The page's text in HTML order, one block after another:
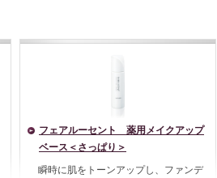
フェアルーセント 薬用メイクアップ
ベース＜さっぱり＞
瞬時に肌をトーンアップし、ファンデ